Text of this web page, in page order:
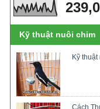
Kỹ thuật nuôi chim
Kỹ
Cách